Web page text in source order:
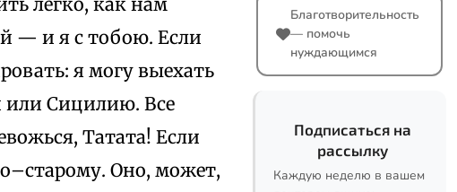
— и я с тобою. Если
я могу выехать
или Сицилию. Все
Татата! Если
Оно, может,
Благотворительность
— помочь
нуждающимся
Подписаться на
рассылку
Каждую неделю в вашем